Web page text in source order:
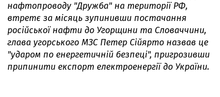
нафтопроводу "Дружба" на території РФ,
втретє за місяць зупинивши постачання
російської нафти до Угорщини та Словаччини,
глава угорського МЗС Петер Сійярто назвав це
"ударом по енергетичній безпеці", пригрозивши
припинити експорт електроенергії до України.